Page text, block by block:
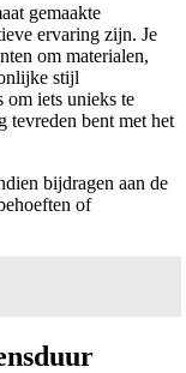
gemaakte
ervaring zijn. Je
om materialen,
stijl
om iets unieks te
tevreden bent met het
bijdragen aan de
of